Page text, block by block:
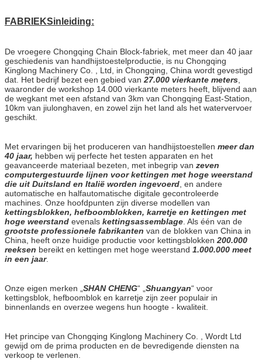
FABRIEKSinleiding:
De vroegere Chongqing Chain Block-fabriek, met meer dan 40 jaar
geschiedenis van handhijstoestelproductie, is nu Chongqing
Kinglong Machinery Co. , Ltd, in Chongqing, China wordt gevestigd
dat. Het bedrijf bezet een gebied van 27.000 vierkante meters
waaronder de workshop 14.000 vierkante meters heeft, blijvend aan
de wegkant met een afstand van 3km van Chongqing East-Station,
10km van jiulonghaven, en zowel zijn het land als het watervervoer
geschikt.
Met ervaringen bij het produceren van handhijstoestellen meer dan
40 jaar, hebben wij perfecte het testen apparaten en het
geavanceerde materiaal bezeten, met inbegrip van zeven
computergestuurde lijnen voor kettingen met hoge weerstand
die uit Duitsland en Italië worden ingevoerd , en andere
automatische en halfautomatische digitale gecontroleerde
machines. Onze hoofdpunten zijn diverse modellen van
kettingsblokken, hefboomblokken, karretje en kettingen met
hoge weerstand evenals kettingsassemblage . Als één van de
grootste professionele fabrikanten van de blokken van China in
China, heeft onze huidige productie voor kettingsblokken 200.000
reeksen bereikt en kettingen met hoge weerstand 1.000.000 meet
in een jaar.
Onze eigen merken „ SHAN CHENG“ „ Shuangyan“ voor
kettingsblok, hefboomblok en karretje zijn zeer populair in
binnenlands en overzee wegens hun hoogte - kwaliteit.
Het principe van Chongqing Kinglong Machinery Co. , Wordt Ltd
gewijd om de prima producten en de bevredigende diensten na
verkoop te verlenen.